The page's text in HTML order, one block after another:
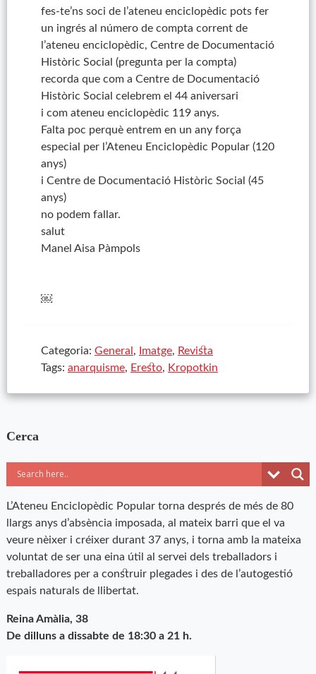
fes-te’ns soci de l’ateneu enciclopèdic pots fer
un ingrés al número de compta corrent de
l’ateneu enciclopèdic, Centre de Documentació
Històric Social (pregunta per la compta)
recorda que com a Centre de Documentació
Històric Social celebrem el 44 aniversari
i com ateneu enciclopèdic 119 anys.
Falta poc perquè entrem en un any força
especial per l’Ateneu Enciclopèdic Popular (120
anys)
i Centre de Documentació Històric Social (45
anys)
no podem fallar.
salut
Manel Aisa Pàmpols
￼
Categoria: General , Imatge, Revista
Tags: anarquisme, Eresto, Kropotkin
Cerca
L’Ateneu Enciclopèdic Popular torna després de més de 80
llargs anys d’absència imposada, al mateix barri que el va
veure nèixer i créixer durant 37 anys, i torna amb la mateixa
voluntat de ser una eina útil al servei dels treballadors i
treballadores per a construir plegades i des de l’autogestió
espais naturals de llibertat.
Reina Amàlia, 38
De dilluns a dissabte de 18:30 a 21 h.